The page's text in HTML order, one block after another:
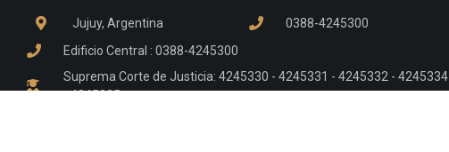
Jujuy, Argentina
0388-4245300
Edificio Central : 0388-4245300
Suprema Corte de Justicia: 4245330 - 4245331 - 4245332 - 4245334
- 4245335